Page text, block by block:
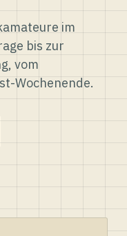
im
bis zur
vom
Wochenende.